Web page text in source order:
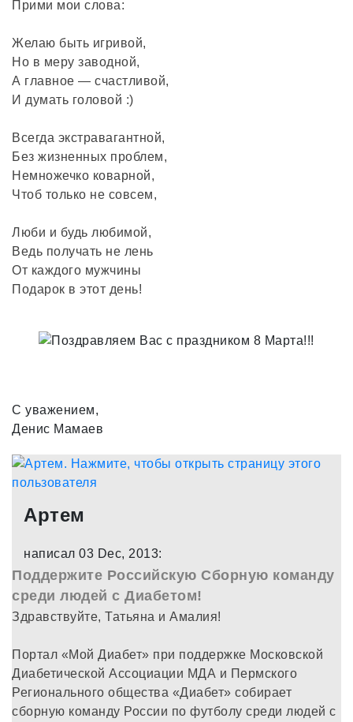
Прими мои слова:
Желаю быть игривой,
Но в меру заводной,
А главное — счастливой,
И думать головой :)
Всегда экстравагантной,
Без жизненных проблем,
Немножечко коварной,
Чтоб только не совсем,
Люби и будь любимой,
Ведь получать не лень
От каждого мужчины
Подарок в этот день!
С уважением,
Денис Мамаев
Артем
написал 03 Dec, 2013:
Поддержите Российскую Сборную команду
среди людей с Диабетом!
Здравствуйте, Татьяна и Амалия!
Портал «Мой Диабет» при поддержке Московской
Диабетической Ассоциации МДА и Пермского
Регионального общества «Диабет» собирает
сборную команду России по футболу среди людей с